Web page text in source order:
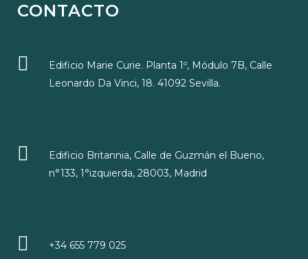
CONTACTO
Edificio Marie Curie. Planta 1º, Módulo 7B, Calle
Leonardo Da Vinci, 18. 41092 Sevilla.
Edificio Britannia, Calle de Guzmán el Bueno,
n°133, 1°izquierda, 28003, Madrid
+34 655 779 025